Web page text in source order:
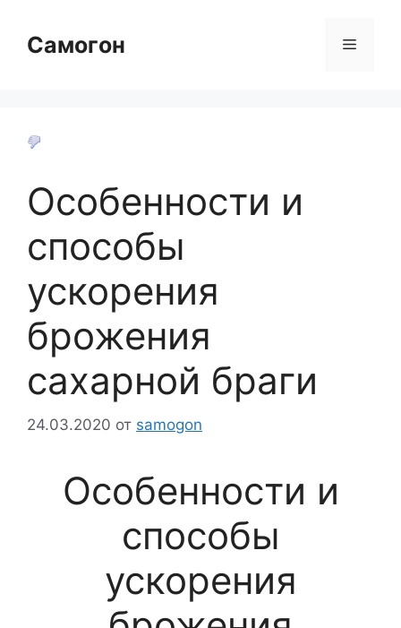
содержимому
Самогон Меню
Особенности и
способы
ускорения
брожения
сахарной браги
24.03.2020 от samogon
Особенности и
способы
ускорения